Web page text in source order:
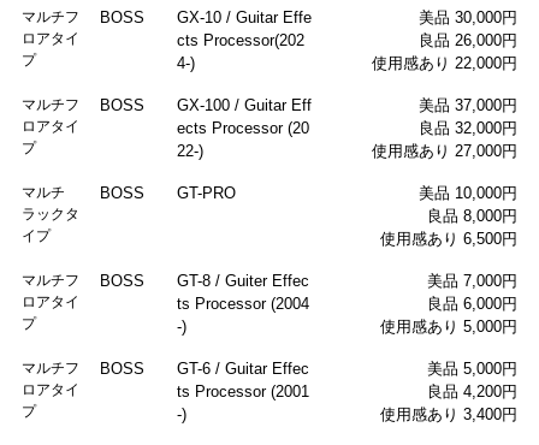
マルチフ
ロアタイ
プ
BOSS
GX-10 / Guitar Effe
cts Processor(202
4-)
美品 30,000円
良品 26,000円
使用感あり 22,000円
マルチフ
ロアタイ
プ
BOSS
GX-100 / Guitar Eff
ects Processor (20
22-)
美品 37,000円
良品 32,000円
使用感あり 27,000円
マルチ
ラックタ
イプ
BOSS GT-PRO
美品 10,000円
良品 8,000円
使用感あり 6,500円
マルチフ
ロアタイ
プ
BOSS
GT-8 / Guiter Effec
ts Processor (2004
-)
美品 7,000円
良品 6,000円
使用感あり 5,000円
マルチフ
ロアタイ
プ
BOSS
GT-6 / Guitar Effec
ts Processor (2001
-)
美品 5,000円
良品 4,200円
使用感あり 3,400円